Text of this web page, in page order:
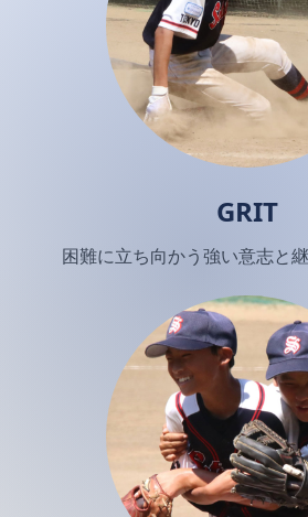
GRIT
困難に立ち向かう強い意志と